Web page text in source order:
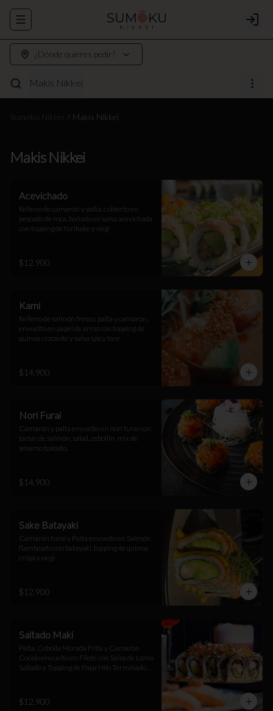
Abrir menu de navegación Login
¿Dónde quieres pedir?
Makis Nikkei
Makis Nikkei
Makis Nikkei
Acevichado
Relleno de camarón y palta, cubierto en
pescado de roca, bañado en salsa acevichada
con topping de furikake y negi
$12.900
Kami
Relleno de salmón fresco, palta y camarón,
envuelto en papel de arroz con topping de
quinoa crocante y salsa spicy tare
$14.900
Nori Furai
Camarón y palta envuelto en nori furai con
tartar de salmón, salad, cebollín, mix de
sésamo tostado.
$14.900
Sake Batayaki
Camarón furai y Palta envuelto en Salmón
flambeado con batayaki, topping de quinoa
crispi y negi
$12.900
Saltado Maki
Palta, Cebolla Morada Frita y Camarón
Cocido envuelto en Filete con Salsa de Lomo
Saltado y Topping de Papa Hilo Terminado
$12.900